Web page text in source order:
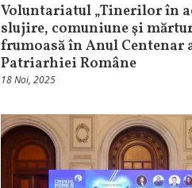
Voluntariatul „Tinerilor în
slujire, comuniune şi
frumoasă în Anul Centenar
Patriarhiei Române
18 Noi, 2025